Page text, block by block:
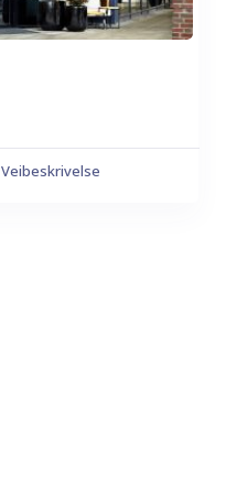
Veibeskrivelse